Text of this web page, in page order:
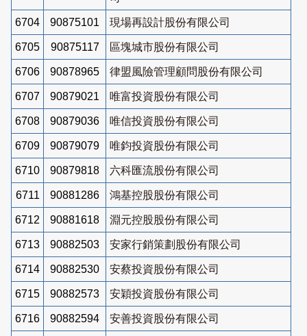
6704 90875101 現場再設計股份有限公司
6705 90875117 區塊城市股份有限公司
6706 90878965 律盟風險管理顧問股份有限公司
6707 90879021 唯富投資股份有限公司
6708 90879036 唯信投資股份有限公司
6709 90879079 唯鈞投資股份有限公司
6710 90879818 六科匯流股份有限公司
6711 90881286 鴻基控股股份有限公司
6712 90881618 淵元控股股份有限公司
6713 90882503 安家行銷策劃股份有限公司
6714 90882530 安蔡投資股份有限公司
6715 90882573 安穎投資股份有限公司
6716 90882594 安善投資股份有限公司